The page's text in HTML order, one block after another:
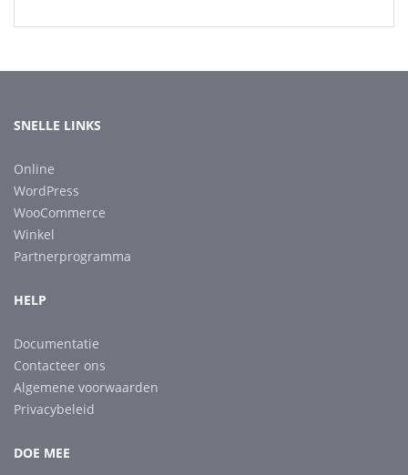
SNELLE LINKS
Online
WordPress
WooCommerce
Winkel
Partnerprogramma
HELP
Documentatie
Contacteer ons
Algemene voorwaarden
Privacybeleid
DOE MEE